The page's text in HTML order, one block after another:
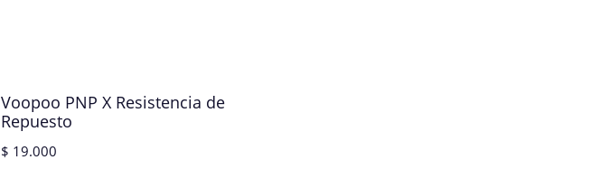
Voopoo PNP X Resistencia de
Repuesto
$ 19.000